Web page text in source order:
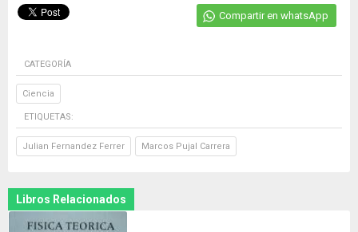
Compartir en whatsApp
CATEGORÍA
Ciencia
ETIQUETAS:
Julian Fernandez Ferrer Marcos Pujal Carrera
Libros Relacionados